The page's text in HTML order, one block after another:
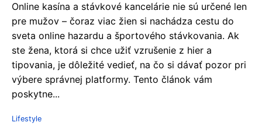
Online kasína a stávkové kancelárie nie sú určené len
pre mužov – čoraz viac žien si nachádza cestu do
sveta online hazardu a športového stávkovania. Ak
ste žena, ktorá si chce užiť vzrušenie z hier a
tipovania, je dôležité vedieť, na čo si dávať pozor pri
výbere správnej platformy. Tento článok vám
poskytne...
Lifestyle